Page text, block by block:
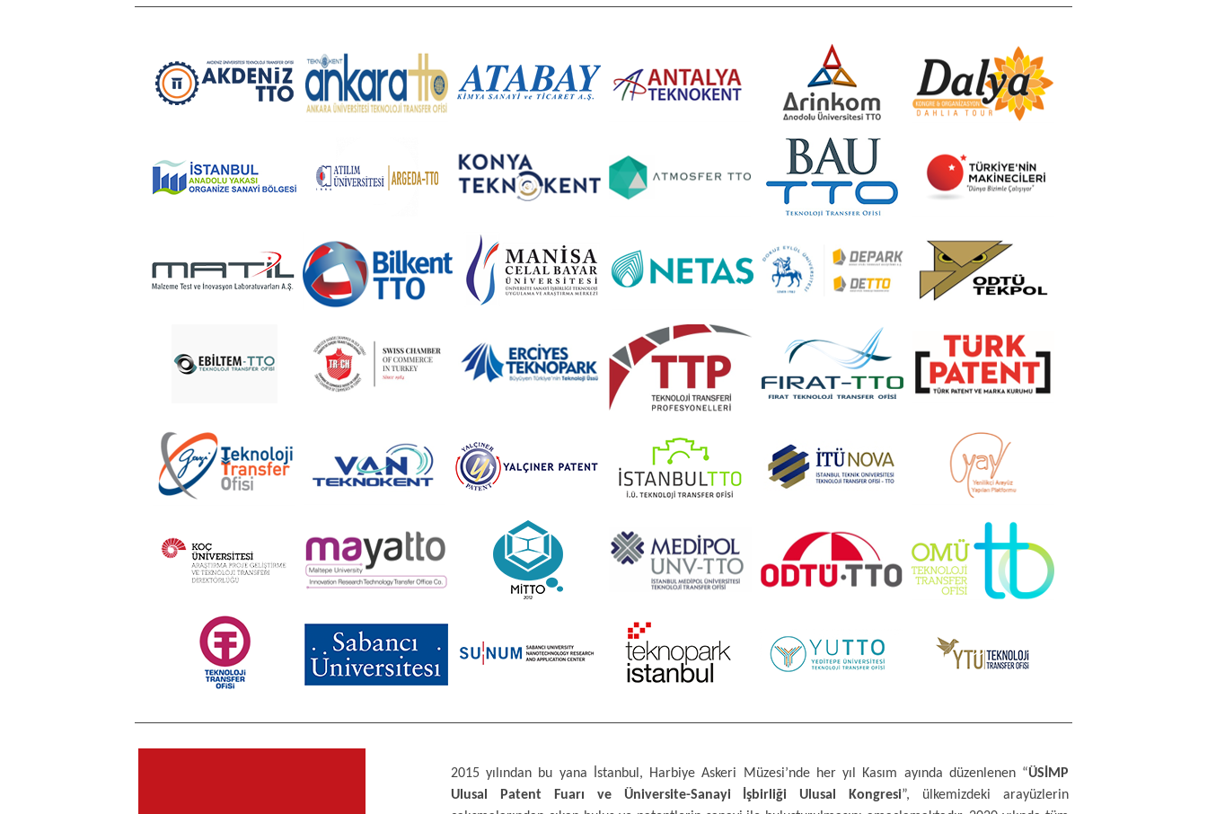
2015 yılından bu yana İstanbul, Harbiye Askeri Müzesi’nde her yıl Kasım ayında düzenlenen “ÜSİMP
Ulusal Patent Fuarı ve Üniversite-Sanayi İşbirliği Ulusal Kongresi”, ülkemizdeki arayüzlerin